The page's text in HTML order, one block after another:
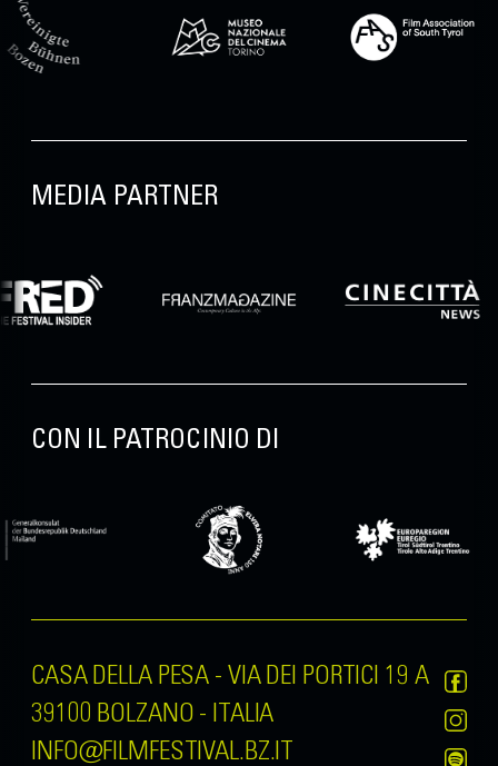
MEDIA PARTNER
CON IL PATROCINIO DI
CASA DELLA PESA - VIA DEI PORTICI 19 A
39100 BOLZANO - ITALIA
INFO@FILMFESTIVAL.BZ.IT